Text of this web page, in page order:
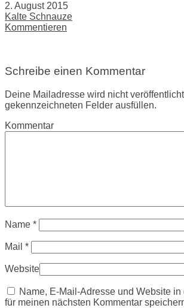
2. August 2015
Kalte Schnauze
Kommentieren
Schreibe einen Kommentar
Deine Mailadresse wird nicht
gekennzeichneten Felder ausfüllen.
Kommentar
Name *
Mail *
Website
Name, E-Mail-Adresse und Website
für meinen nächsten Kommentar